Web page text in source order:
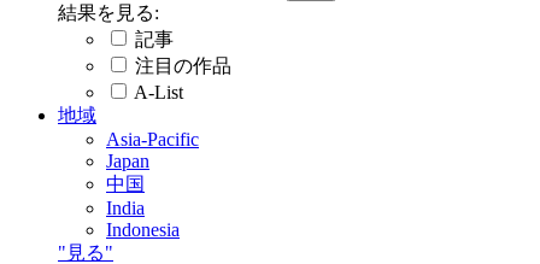
結果を見る:
記事
注目の作品
A-List
地域
Asia-Pacific
Japan
中国
India
Indonesia
"見る"